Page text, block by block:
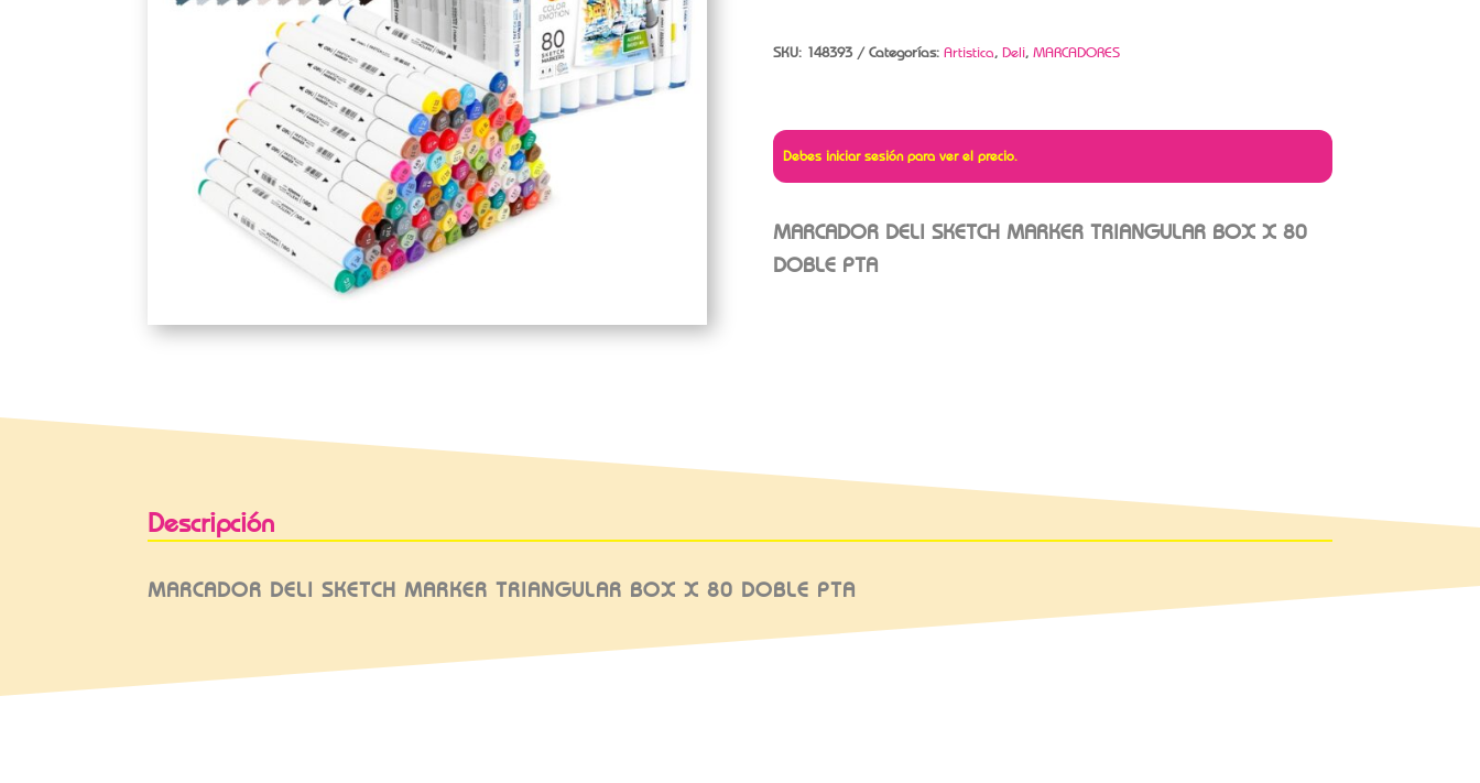
SKU: 148393 Categorías: Artistica, Deli, MARCADORES
Debes iniciar sesión para ver el precio.
MARCADOR DELI SKETCH MARKER TRIANGULAR BOX X 80
DOBLE PTA
Descripción
MARCADOR DELI SKETCH MARKER TRIANGULAR BOX X 80 DOBLE PTA